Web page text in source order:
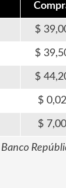
0,02
7,00